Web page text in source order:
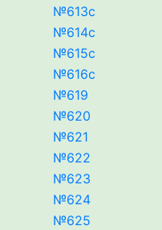
№613c
№614c
№615c
№616c
№619
№620
№621
№622
№623
№624
№625